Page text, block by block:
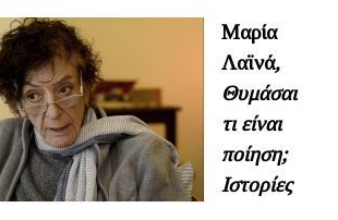
Μαρία
Λαϊνά,
Θυμάσαι
τι είναι
ποίηση;
Ιστορίες